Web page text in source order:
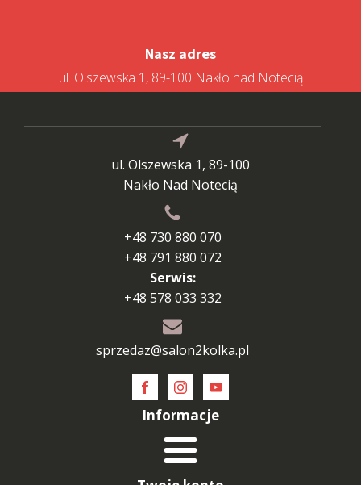
Nasz adres
ul. Olszewska 1, 89-100 Nakło nad Notecią
ul. Olszewska 1, 89-100
Nakło Nad Notecią
+48 730 880 070
+48 791 880 072
Serwis:
+48 578 033 332
sprzedaz@salon2kolka.pl
Informacje